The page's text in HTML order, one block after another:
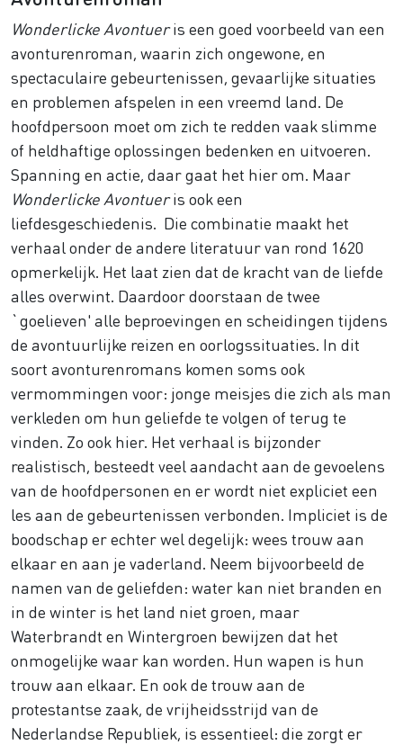
Wonderlicke Avontueris een goed voorbeeld van een
avonturenroman, waarin zich ongewone, en
spectaculaire gebeurtenissen, gevaarlijke situaties
en problemen afspelen in een vreemd land. De
hoofdpersoon moet om zich te redden vaak slimme
of heldhaftige oplossingen bedenken en uitvoeren.
Spanning en actie, daar gaat het hier om. Maar
Wonderlicke Avontueris ook een
liefdesgeschiedenis. Die combinatie maakt het
verhaal onder de andere literatuur van rond 1620
opmerkelijk. Het laat zien dat de kracht van de liefde
alles overwint. Daardoor doorstaan de twee
`goelieven' alle beproevingen en scheidingen tijdens
de avontuurlijke reizen en oorlogssituaties. In dit
soort avonturenromans komen soms ook
vermommingen voor: jonge meisjes die zich als man
verkleden om hun geliefde te volgen of terug te
vinden. Zo ook hier. Het verhaal is bijzonder
realistisch, besteedt veel aandacht aan de gevoelens
van de hoofdpersonen en er wordt niet expliciet een
les aan de gebeurtenissen verbonden. Impliciet is de
boodschap er echter wel degelijk: wees trouw aan
elkaar en aan je vaderland. Neem bijvoorbeeld de
namen van de geliefden: water kan niet branden en
in de winter is het land niet groen, maar
Waterbrandt en Wintergroen bewijzen dat het
onmogelijke waar kan worden. Hun wapen is hun
trouw aan elkaar. En ook de trouw aan de
protestantse zaak, de vrijheidsstrijd van de
Nederlandse Republiek, is essentieel: die zorgt er